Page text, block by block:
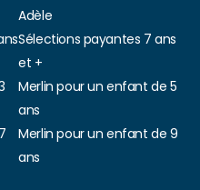
Adèle
Sélections payantes 7 ans
et +
Merlin pour un enfant de 5
ans
Merlin pour un enfant de 9
ans